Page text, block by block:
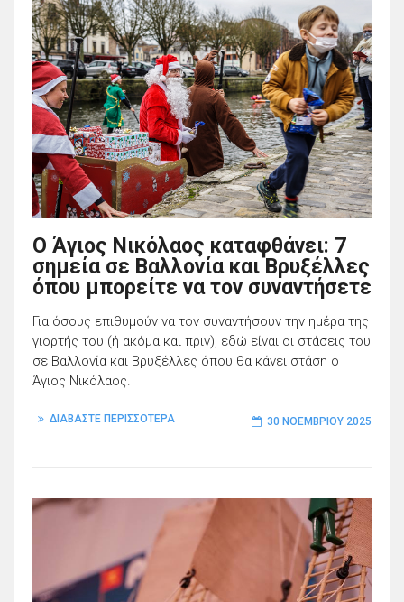
Ο Άγιος Νικόλαος καταφθάνει: 7
σημεία σε Βαλλονία και Βρυξέλλες
όπου μπορείτε να τον συναντήσετε
Για όσους επιθυμούν να τον συναντήσουν την ημέρα της
γιορτής του (ή ακόμα και πριν), εδώ είναι οι στάσεις του
σε Βαλλονία και Βρυξέλλες όπου θα κάνει στάση ο
Άγιος Νικόλαος.
ΔΙΑΒΑΣΤΕ ΠΕΡΙΣΣΟΤΕΡΑ 30 ΝΟΕΜΒΡΊΟΥ 2025